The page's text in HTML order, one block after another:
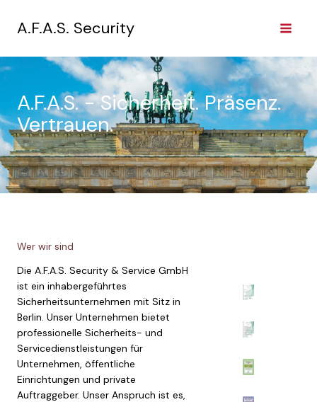
InhaltA.F.A.S. Security
A.F.A.S. - Sicherheit. Präsenz.
Vertrauen.
Wer wir sind
Die A.F.A.S. Security & Service GmbH
ist ein inhabergeführtes
Sicherheitsunternehmen mit Sitz in
Berlin. Unser Unternehmen bietet
professionelle Sicherheits- und
Servicedienstleistungen für
Unternehmen, öffentliche
Einrichtungen und private
Auftraggeber. Unser Anspruch ist es,